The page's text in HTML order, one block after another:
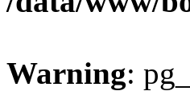
Warning: